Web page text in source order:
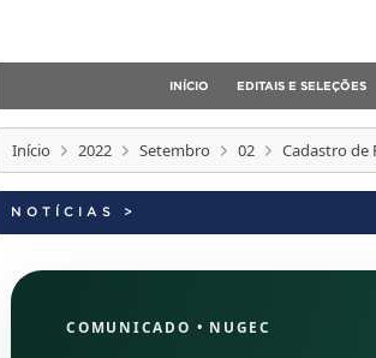
INÍCIO EDITAIS E SELEÇÕES
Início 2022 Setembro 02 Cadastro de
NOTÍCIAS >
COMUNICADO • NUGEC